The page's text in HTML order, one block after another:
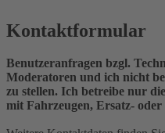
Kontaktformular
Benutzeranfragen bzgl.
Moderatoren und ich nicht
zu stellen. Ich betreibe nur
mit Fahrzeugen, Ersatz-